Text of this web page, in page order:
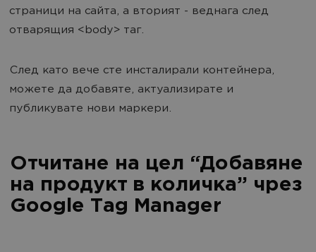
страници на сайта, а вторият - веднага след
отварящия <body> таг.
След като вече сте инсталирали контейнера,
можете да добавяте, актуализирате и
публикувате нови маркери.
Отчитане на цел “Добавяне
на продукт в количка” чрез
Google Tag Manager